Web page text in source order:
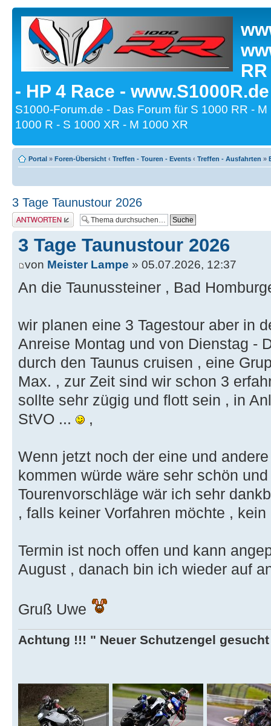
- HP 4 Race -
S1000-Forum.de - Das Forum für S 1000 RR -
1000 R - S 1000 XR - M 1000 XR
Portal » Foren-Übersicht ‹ Treffen - Touren - Events ‹ Treffen - Ausfahrten »
3 Tage Taunustour 2026
Antwort erstellen
3 Tage Taunustour 2026
von Meister Lampe » 05.07.2026, 12:37
An die Taunussteiner , Bad
wir planen eine 3 Tagestour aber in
Anreise Montag und von Dienstag -
durch den Taunus cruisen , eine
Max. , zur Zeit sind wir schon 3
sollte sehr zügig und flott sein , in
StVO ...
,
Wenn jetzt noch der eine und
kommen würde wäre sehr schön
Tourenvorschläge wär ich sehr
, falls keiner Vorfahren möchte ,
Termin ist noch offen und kann
August , danach bin ich wieder auf
Gruß Uwe
Achtung !!! " Neuer Schutzengel